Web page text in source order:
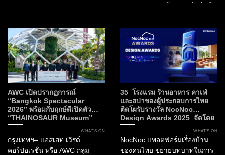
ของกรุงเทพมหานคร นี่คือการก
ลับมาอย่างยิ่งใหญ่ของ The
Matcha Party 2.0 ที่...
สมดุล Fleur สะท้อนสายสัมพันธ์
Flame ถ่ายทอดพลัง...
AWC เปิดปรากฏการณ์
“Bangkok Spectacular
2026” พร้อมกับฤกษ์ดีเปิดตัว
“THAINOSAUR Museum”
เพื่อมอบประสบการณ์ใหม่แห่ง
ศิลปะ วัฒนธรรม และการเรียนรู้สู่
กรุงเทพฯ
WHAT’S ON
กรุงเทพฯ– แอสเสท เวิรด์
คอร์ปอเรชั่น หรือ AWC กลุ่ม
35 โรงแรม ร้านอาหาร คาเฟ่
และสปาของผู้ประกอบการไทย
ติดโผรับรางวัล NocNoc
Design Awards 2025 จัดโดย
NocNoc และบิ๊กภาครัฐ ผลักดัน
“พลังดีไซน์” สร้างมูลค่าให้
อุตสาหกรรมการบริการและการ
ท่องเที่ยวไทย
WHAT’S ON
NocNoc แพลตฟอร์มเรื่องบ้าน
ของคนไทย ขยายบทบาทในการ